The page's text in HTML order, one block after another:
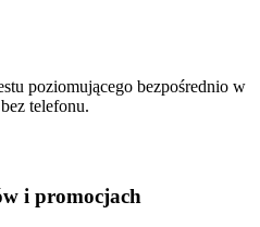
poziomującego bezpośrednio w
telefonu.
i promocjach